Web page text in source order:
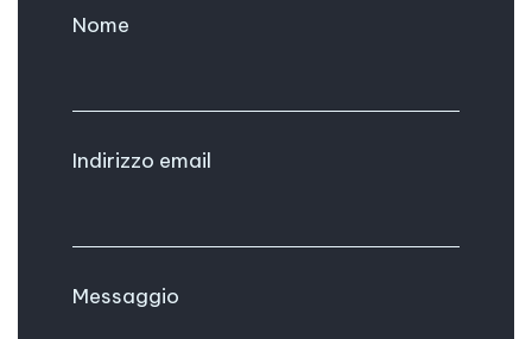
Nome
Indirizzo email
Messaggio